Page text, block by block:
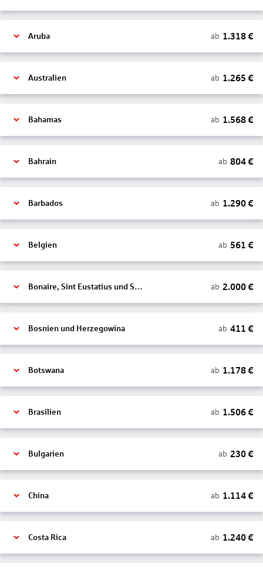
Aruba ab 1.318€
Australien ab 1.265 €
Bahamas ab 1.568€
Bahrain ab 804€
Barbados ab 1.290€
Belgien ab 561 €
Bonaire, Sint Eustatius und Saba ab 2.000€
Bosnien und Herzegowina ab 411 €
Botswana ab 1.178€
Brasilien ab 1.506€
Bulgarien ab 230€
China ab 1.114€
Costa Rica ab 1.240€